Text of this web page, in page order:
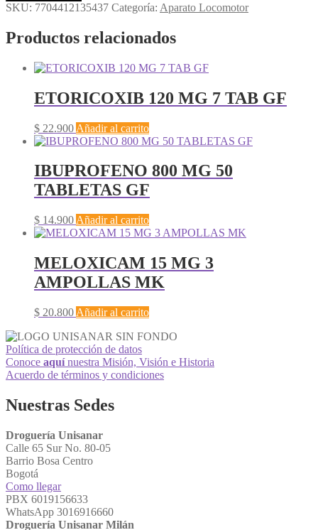
SKU: 7704412135437 Categoría: Aparato Locomotor
Productos relacionados
ETORICOXIB 120 MG 7 TAB GF
$ 22.900 Añadir al carrito
IBUPROFENO 800 MG 50
TABLETAS GF
$ 14.900 Añadir al carrito
MELOXICAM 15 MG 3
AMPOLLAS MK
$ 20.800 Añadir al carrito
Política de protección de datos
Conoce aquínuestra Misión, Visión e Historia
Acuerdo de términos y condiciones
Nuestras Sedes
Droguería Unisanar
Calle 65 Sur No. 80-05
Barrio Bosa Centro
Bogotá
Como llegar
PBX 6019156633
WhatsApp 3016916660
Droguería Unisanar Milán